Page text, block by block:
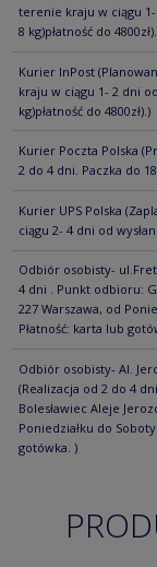
terenie kraju w ciągu
8 kg)płatność do
Kurier InPost
kraju w ciągu 1- 2 dni
kg)płatność do 4800zł).)
Kurier Poczta Polska
2 do 4 dni. Paczka do
Kurier UPS Polska
ciągu 2- 4 dni od
Odbiór osobisty-
4 dni . Punkt odbioru:
227 Warszawa, od
Płatność: karta lub
Odbiór osobisty- Al.
(Realizacja od 2 do 4
Bolesławiec Aleje
Poniedziałku do
gotówka. )